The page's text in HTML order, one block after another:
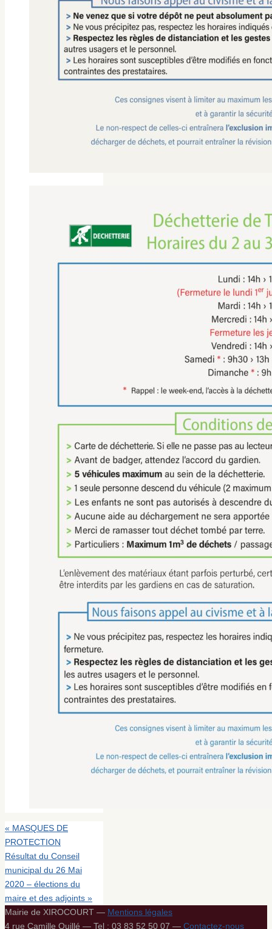
« MASQUES DE
PROTECTION
Résultat du Conseil
municipal du 26 Mai
2020 – élections du
maire et des adjoints »
Mairie de XIROCOURT — Mentions légales
4 rue Camille Quillé — Tel : 03 83 52 50 07 — Contactez-nous